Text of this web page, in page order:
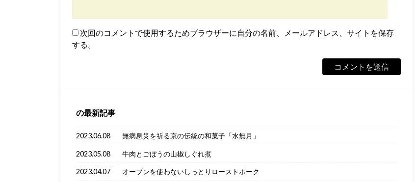
次回のコメントで使用するためブラウザーに自分の名前、メールアドレス、サイトを保存
する。
の最新記事
2023.06.08 無病息災を祈る京の伝統の和菓子「水無月」
2023.05.08 牛肉とごぼうの山椒しぐれ煮
2023.04.07 オーブンを使わないしっとりローストポーク